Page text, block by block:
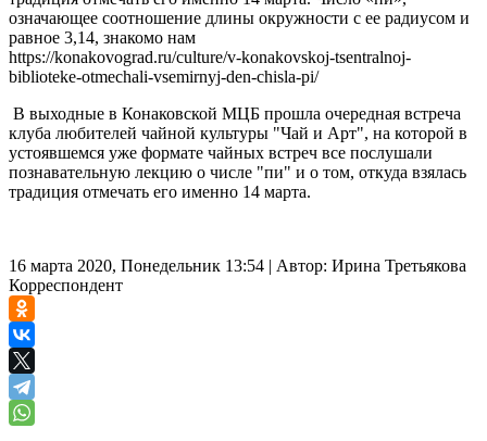
означающее соотношение длины окружности с ее радиусом и
равное 3,14, знакомо нам
https://konakovograd.ru/culture/v-konakovskoj-tsentralnoj-
biblioteke-otmechali-vsemirnyj-den-chisla-pi/
В выходные в Конаковской МЦБ прошла очередная встреча
клуба любителей чайной культуры "Чай и Арт", на которой в
устоявшемся уже формате чайных встреч все послушали
познавательную лекцию о числе "пи" и о том, откуда взялась
традиция отмечать его именно 14 марта.
16 марта 2020, Понедельник 13:54 | Автор: Ирина Третьякова
Корреспондент